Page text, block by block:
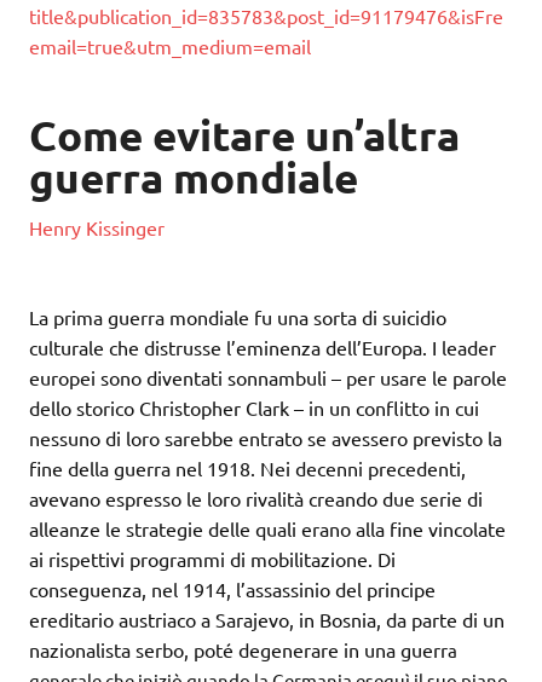
title&publication_id=835783&post_id=91179476&isFre
email=true&utm_medium=email
Come evitare un’altra
guerra mondiale
Henry Kissinger
La prima guerra mondiale fu una sorta di suicidio
culturale che distrusse l’eminenza dell’Europa. I leader
europei sono diventati sonnambuli – per usare le parole
dello storico Christopher Clark – in un conflitto in cui
nessuno di loro sarebbe entrato se avessero previsto la
fine della guerra nel 1918. Nei decenni precedenti,
avevano espresso le loro rivalità creando due serie di
alleanze le strategie delle quali erano alla fine vincolate
ai rispettivi programmi di mobilitazione. Di
conseguenza, nel 1914, l’assassinio del principe
ereditario austriaco a Sarajevo, in Bosnia, da parte di un
nazionalista serbo, poté degenerare in una guerra